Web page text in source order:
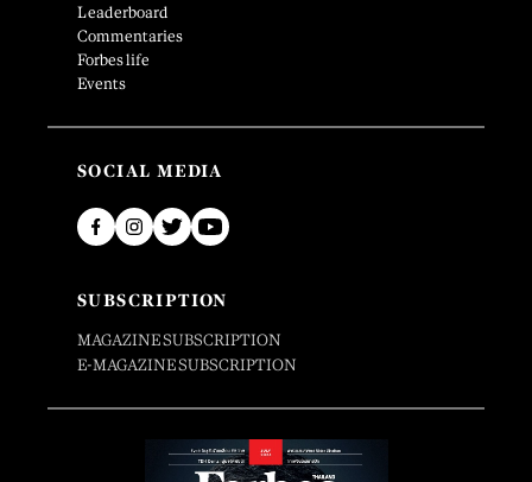
Leaderboard
Commentaries
Forbes life
Events
SOCIAL MEDIA
SUBSCRIPTION
MAGAZINE SUBSCRIPTION
E-MAGAZINE SUBSCRIPTION